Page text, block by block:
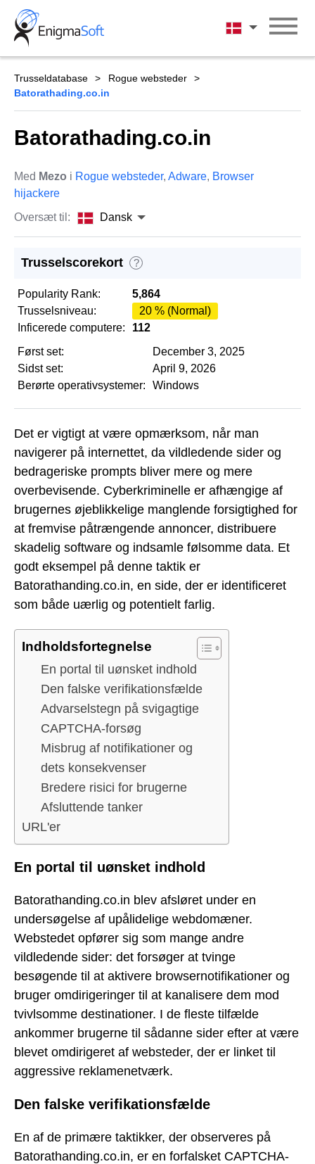
Skip
content
Dansk
Trusseldatabase
Rogue websteder
Batorathading.co.in
Batorathading.co.in
Med Mezo i Rogue websteder, Adware, Browser
hijackere
Oversæt til:
Dansk
Trusselscorekort ?
Popularity Rank:
5,864
Trusselsniveau:
20 % (Normal)
Inficerede computere:
112
Først set:
December 3, 2025
Sidst set:
April 9, 2026
Berørte operativsystemer:
Windows
Det er vigtigt at være opmærksom, når man
navigerer på internettet, da vildledende sider og
bedrageriske prompts bliver mere og mere
overbevisende. Cyberkriminelle er afhængige af
brugernes øjeblikkelige manglende forsigtighed for
at fremvise påtrængende annoncer, distribuere
skadelig software og indsamle følsomme data. Et
godt eksempel på denne taktik er
Batorathanding.co.in, en side, der er identificeret
som både uærlig og potentielt farlig.
Indholdsfortegnelse
En portal til uønsket indhold
Den falske verifikationsfælde
Advarselstegn på svigagtige
CAPTCHA-forsøg
Misbrug af notifikationer og
dets konsekvenser
Bredere risici for brugerne
Afsluttende tanker
URL'er
En portal til uønsket indhold
Batorathanding.co.in blev afsløret under en
undersøgelse af upålidelige webdomæner.
Webstedet opfører sig som mange andre
vildledende sider: det forsøger at tvinge
besøgende til at aktivere browsernotifikationer og
bruger omdirigeringer til at kanalisere dem mod
tvivlsomme destinationer. I de fleste tilfælde
ankommer brugerne til sådanne sider efter at være
blevet omdirigeret af websteder, der er linket til
aggressive reklamenetværk.
Den falske verifikationsfælde
En af de primære taktikker, der observeres på
Batorathanding.co.in, er en forfalsket CAPTCHA-